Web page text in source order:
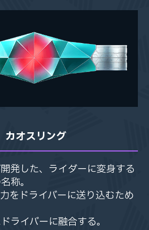
カオスリング
発した、 ライダーに変身する
称。
をドライバーに送り込むため
ライバーに融合する。
発した、 ライダーに変身する
称。
をドライバーに送り込むため
ライバーに融合する。